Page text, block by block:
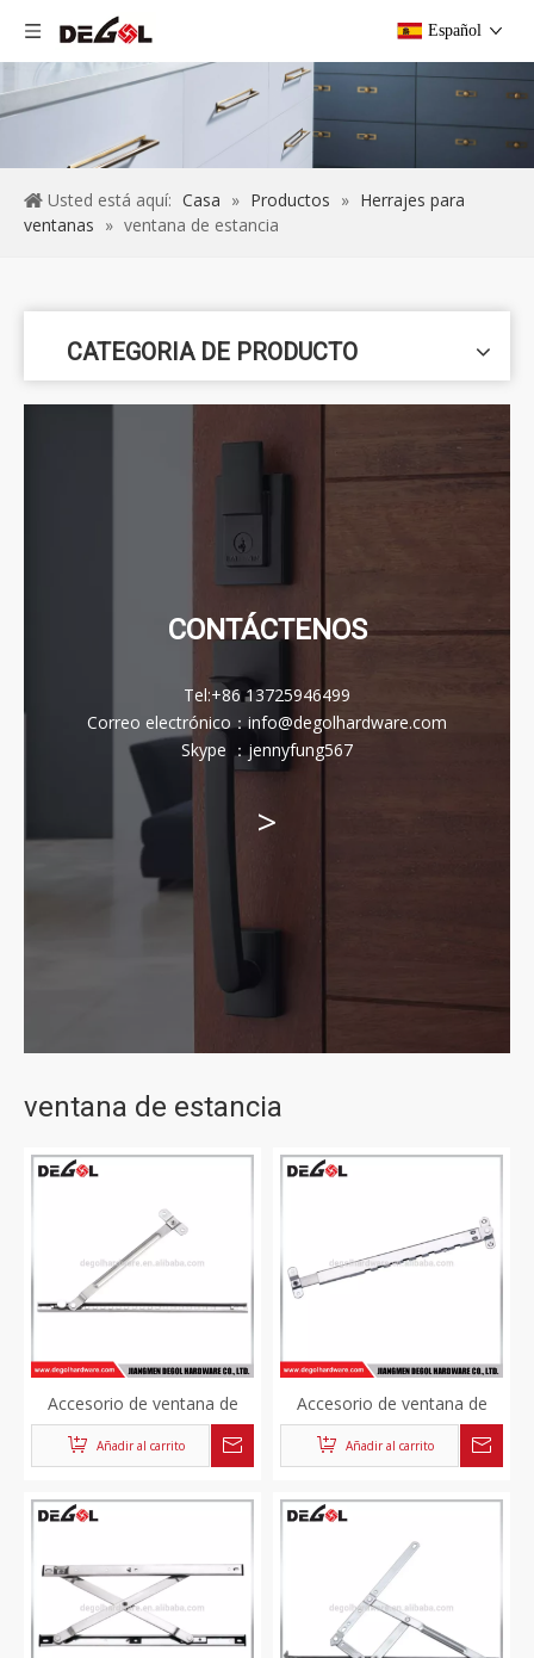
Español
Usted está aquí: Casa » Productos » Herrajes para
ventanas » ventana de estancia
CATEGORIA DE PRODUCTO
CONTÁCTENOS
Tel:+86 13725946499
Correo electrónico ： info@degolhardware.com
Skype ： jennyfung567
>
ventana de estancia
Accesorio de ventana de
aluminio barra ajustable de
acero inoxidable
Añadir al carrito
Accesorio de ventana de
aluminio ventana
telescópica ajustable de
Añadir al carrito